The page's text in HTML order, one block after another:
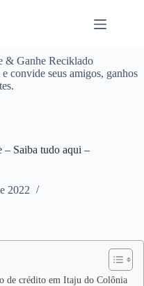
& Ganhe Reciklado
e convide seus amigos, ganhos
– Saiba tudo aqui –
2022
de crédito em Itaju do Colônia